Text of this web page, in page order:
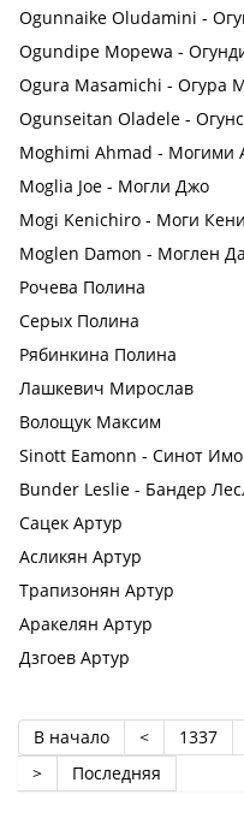
Ogunnaike Oludamini -
Ogundipe Mopewa -
Ogura Masamichi - Огура
Ogunseitan Oladele -
Moghimi Ahmad - Могими
Moglia Joe - Могли Джо
Mogi Kenichiro - Моги
Moglen Damon - Моглен
Рочева Полина
Серых Полина
Рябинкина Полина
Лашкевич Мирослав
Волощук Максим
Sinott Eamonn - Синот
Bunder Leslie - Бандер
Сацек Артур
Асликян Артур
Трапизонян Артур
Аракелян Артур
Дзгоев Артур
В начало < 1337
>
Последняя